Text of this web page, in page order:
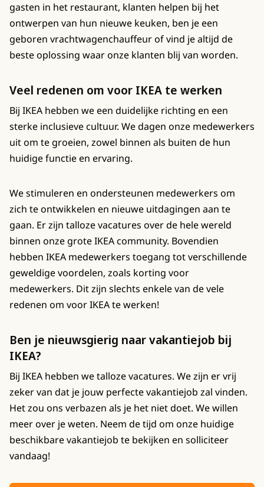
gasten in het restaurant, klanten helpen bij het
ontwerpen van hun nieuwe keuken, ben je een
geboren vrachtwagenchauffeur of vind je altijd de
beste oplossing waar onze klanten blij van worden.
Veel redenen om voor IKEA te werken
Bij IKEA hebben we een duidelijke richting en een
sterke inclusieve cultuur. We dagen onze medewerkers
uit om te groeien, zowel binnen als buiten de hun
huidige functie en ervaring.
We stimuleren en ondersteunen medewerkers om
zich te ontwikkelen en nieuwe uitdagingen aan te
gaan. Er zijn talloze vacatures over de hele wereld
binnen onze grote IKEA community. Bovendien
hebben IKEA medewerkers toegang tot verschillende
geweldige voordelen, zoals korting voor
medewerkers. Dit zijn slechts enkele van de vele
redenen om voor IKEA te werken!
Ben je nieuwsgierig naar vakantiejob bij
IKEA?
Bij IKEA hebben we talloze vacatures. We zijn er vrij
zeker van dat je jouw perfecte vakantiejob zal vinden.
Het zou ons verbazen als je het niet doet. We willen
meer over je weten. Neem de tijd om onze huidige
beschikbare vakantiejob te bekijken en solliciteer
vandaag!